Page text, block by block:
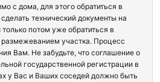
с дома, для этого обратиться в
технический документы на
потом уже обратиться в
участка. Процесс
Вам. Не забудьте, что соглашение о
государственной регистрации в
у Вас и Ваших соседей должно быть